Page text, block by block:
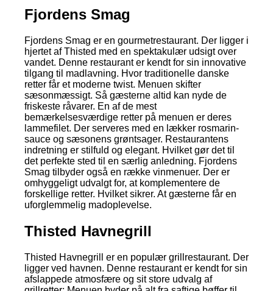
Fjordens Smag
Fjordens Smag er en gourmetrestaurant. Der ligger i
hjertet af Thisted med en spektakulær udsigt over
vandet. Denne restaurant er kendt for sin innovative
tilgang til madlavning. Hvor traditionelle danske
retter får et moderne twist. Menuen skifter
sæsonmæssigt. Så gæsterne altid kan nyde de
friskeste råvarer. En af de mest
bemærkelsesværdige retter på menuen er deres
lammefilet. Der serveres med en lækker rosmarin-
sauce og sæsonens grøntsager. Restaurantens
indretning er stilfuld og elegant. Hvilket gør det til
det perfekte sted til en særlig anledning. Fjordens
Smag tilbyder også en række vinmenuer. Der er
omhyggeligt udvalgt for, at komplementere de
forskellige retter. Hvilket sikrer. At gæsterne får en
uforglemmelig madoplevelse.
Thisted Havnegrill
Thisted Havnegrill er en populær grillrestaurant. Der
ligger ved havnen. Denne restaurant er kendt for sin
afslappede atmosfære og sit store udvalg af